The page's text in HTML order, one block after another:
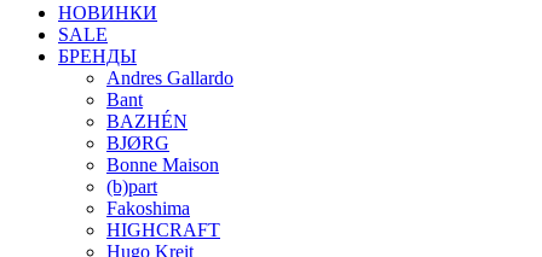
НОВИНКИ
SALE
БРЕНДЫ
Andres Gallardo
Bant
BAZHÉN
BJØRG
Bonne Maison
(b)part
Fakoshima
HIGHCRAFT
Hugo Kreit